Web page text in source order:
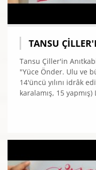
TANSU
Tansu Çiller'in
"Yüce Önder. Ulu ve
14'üncü yılını idrâk
karalamış, 15